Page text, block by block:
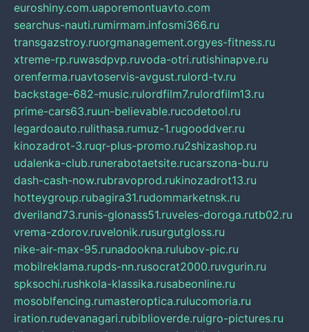
euroshiny.com.uaporemontuavto.com
searchus-nauti.rumirmam.infosmi366.ru
transgazstroy.ruorgmanagement.orgyes-fitness.ru
xtreme-rp.ruwasdpvp.ruvoda-otri.rutishinapve.ru
orenferma.ruavtoservis-avgust.rulord-tv.ru
backstage-682-music.rulordfilm7.rulordfilm13.ru
prime-cars63.ruun-believable.rucodetool.ru
legardoauto.rulithasa.rumuz-1.rugooddver.ru
kinozadrot-3.ruqr-plus-promo.ru2shizashop.ru
udalenka-club.runerabotaetsite.rucarszona-bu.ru
dash-cash-now.rubravoprod.rukinozadrot13.ru
hotteygroup.rubagira31.rudommarketnsk.ru
dveriland73.runis-glonass51.ruveles-doroga.rutb02.ru
vrema-zdorov.ruvelonik.rusurgutgloss.ru
nike-air-max-95.runadookna.rulubov-pic.ru
mobilreklama.rupds-nn.rusocrat2000.ruvgurin.ru
spksochi.rushkola-klassika.rusabeonline.ru
mosoblfencing.rumasteroptica.rulucomoria.ru
iration.rudevanagari.rubiblioverde.ruigro-pictures.ru